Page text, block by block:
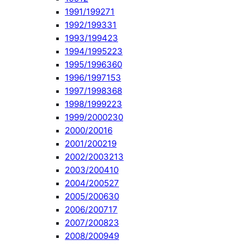
1991/199271
1992/199331
1993/199423
1994/1995223
1995/1996360
1996/1997153
1997/1998368
1998/1999223
1999/2000230
2000/20016
2001/200219
2002/2003213
2003/200410
2004/200527
2005/200630
2006/200717
2007/200823
2008/200949